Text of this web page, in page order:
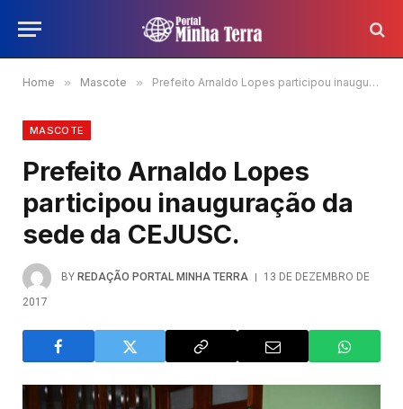
Home » Mascote » Prefeito Arnaldo Lopes participou inauguração da sede da CEJUSC.
MASCOTE
Prefeito Arnaldo Lopes
participou inauguração da
sede da CEJUSC.
BY REDAÇÃO PORTAL MINHA TERRA
13 DE DEZEMBRO DE
2017